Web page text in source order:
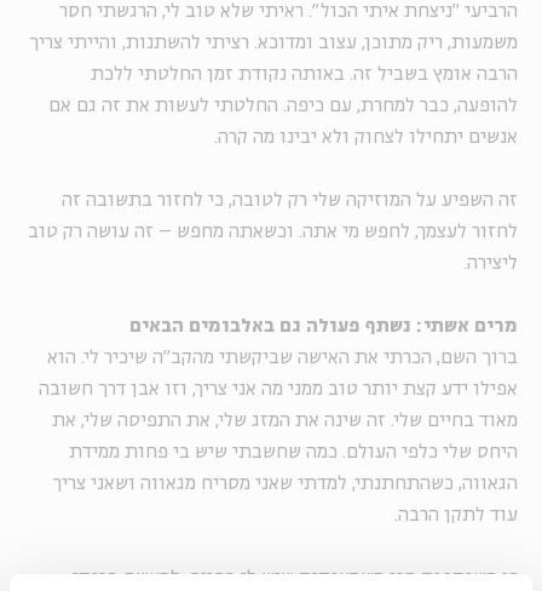
הרביעי "ניצחת איתי הכול". ראיתי שלא טוב לי, הרגשתי חסר
משמעות, ריק מתוכן, עצוב ומדוכא. רציתי להשתנות, והייתי צריך
הרבה אומץ בשביל זה. באותה נקודת זמן החלטתי ללכת
להופעה, כבר למחרת, עם כיפה. החלטתי לעשות את זה גם אם
אנשים יתחילו לצחוק ולא יבינו מה קרה.
זה השפיע על המוזיקה שלי רק לטובה, כי לחזור בתשובה זה
לחזור לעצמך, לחפש מי אתה. וכשאתה מחפש – זה עושה רק טוב
ליצירה.
מרים אשתי: נשתף פעולה גם באלבומים הבאים
ברוך השם, הכרתי את האישה שביקשתי מהקב"ה שיכיר לי. הוא
אפילו ידע קצת יותר טוב ממני מה אני צריך, וזו אבן דרך חשובה
מאוד בחיים שלי. זה שינה את המזג שלי, את התפיסה שלי, את
היחס שלי כלפי העולם. כמה שחשבתי שיש בי פחות ממידת
הגאווה, כשהתחתנתי, למדתי שאני מסריח מגאווה ושאני צריך
עוד לתקן הרבה.
זו השותפות הכי משמעותית שיש לי בחיים. למעשה, זכיתי